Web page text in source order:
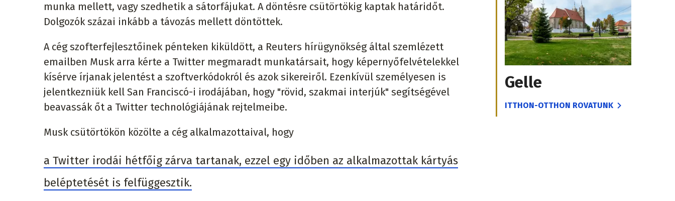
munka mellett, vagy szedhetik a sátorfájukat. A döntésre csütörtökig kaptak határidőt.
Dolgozók százai inkább a távozás mellett döntöttek.
A cég szofterfejlesztőinek pénteken kiküldött, a Reuters hírügynökség által szemlézett
emailben Musk arra kérte a Twitter megmaradt munkatársait, hogy képernyőfelvételekkel
kísérve írjanak jelentést a szoftverkódokról és azok sikereiről. Ezenkívül személyesen is
jelentkezniük kell San Franciscó-i irodájában, hogy "rövid, szakmai interjúk" segítségével
beavassák őt a Twitter technológiájának rejtelmeibe.
Musk csütörtökön közölte a cég alkalmazottaival, hogy
a Twitter irodái hétfőig zárva tartanak, ezzel egy időben az alkalmazottak kártyás
beléptetését is felfüggesztik.
Gelle
ITTHON-OTTHON ROVATUNK